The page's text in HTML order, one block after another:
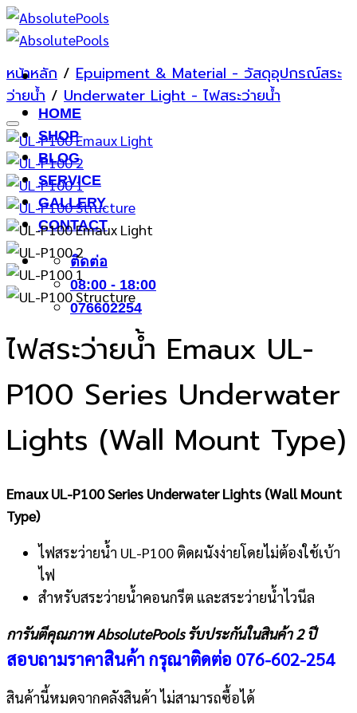
ข้าม
ไป
เนื้อหา
HOME
SHOP
BLOG
SERVICE
GALLERY
CONTACT
ติดต่อ
08:00 - 18:00
076602254
หน้าหลัก / Epuipment & Material - วัสดุอุปกรณ์สระ
ว่ายน้ำ / Underwater Light - ไฟสระว่ายน้ำ
ไฟสระว่ายน้ำ Emaux UL-
P100 Series Underwater
Lights (Wall Mount Type)
Emaux UL-P100 Series Underwater Lights (Wall Mount
Type)
ไฟสระว่ายน้ำ UL-P100 ติดผนังง่ายโดยไม่ต้องใช้เบ้า
ไฟ
สำหรับสระว่ายน้ำคอนกรีต และสระว่ายน้ำไวนีล
การันตีคุณภาพ AbsolutePools รับประกันในสินค้า 2 ปี
สอบถามราคาสินค้า กรุณาติดต่อ 076-602-254
สินค้านี้หมดจากคลังสินค้า ไม่สามารถซื้อได้